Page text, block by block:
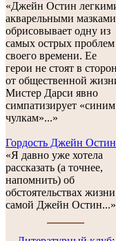
«Джейн Остин
акварельными мазками
обрисовывает одну из
самых острых проблем
своего времени. Ее
герои не стоят в
от общественной
Мистер Дарси явно
симпатизирует «синим
чулкам»...»
Гордость Джейн
«Я давно уже хотела
рассказать (а точнее,
напомнить) об
обстоятельствах жизни
самой Джейн Остин...»